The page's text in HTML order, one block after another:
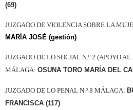
(69)
JUZGADO DE VIOLENCIA SOBRE LA
MARÍA JOSÉ (gestión)
JUZGADO DE LO SOCIAL N.º 2 (APOYO
MÁLAGA: OSUNA TORO MARÍA DEL
JUZGADO DE LO PENAL N.º 8 MÁLAGA:
FRANCISCA (117)